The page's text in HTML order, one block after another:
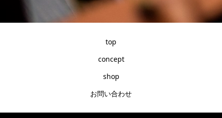
top
concept
shop
お問い合わせ